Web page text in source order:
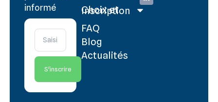
informé
S'inscrire
Choix et Inscription
FAQ
Blog
Actualités